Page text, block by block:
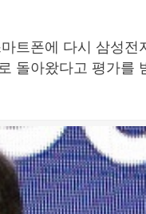
트폰에 다시 삼성전
돌아왔다고 평가를